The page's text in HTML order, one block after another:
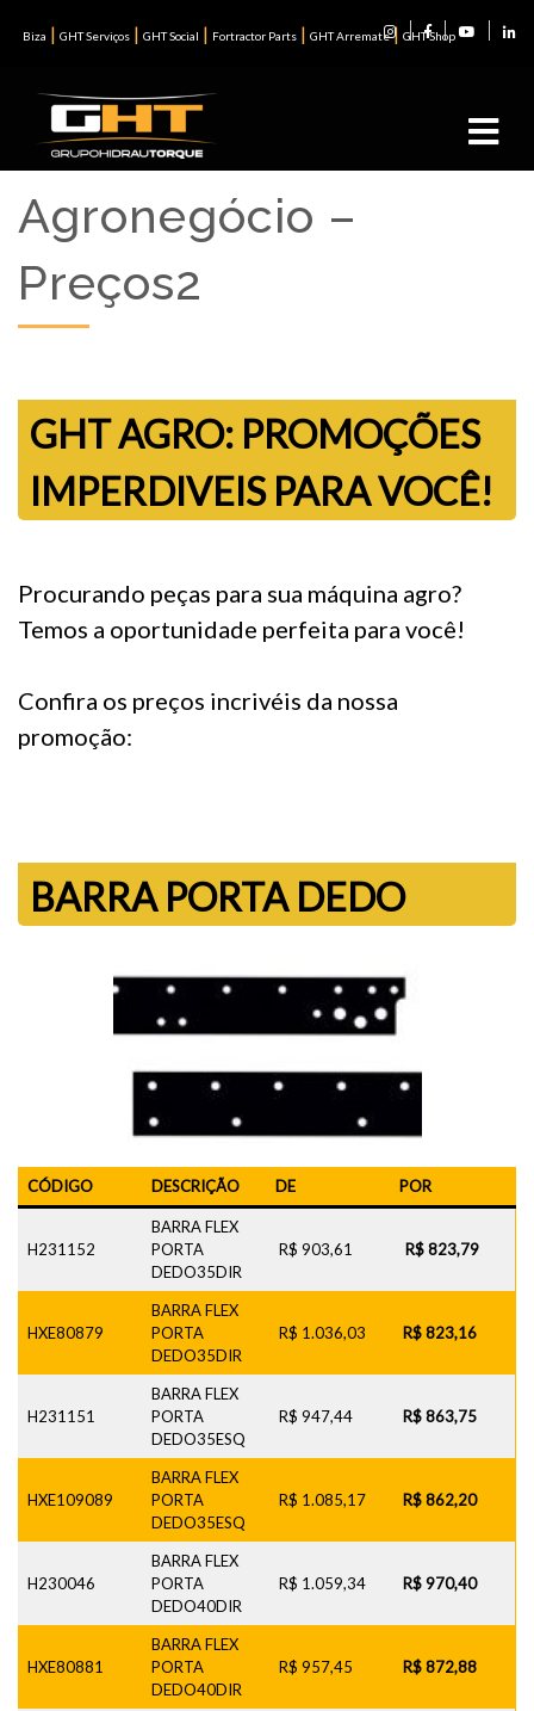
Biza | GHT Serviços | GHT Social | Fortractor Parts | GHT Arremate| GHT Shop
Agronegócio –
Preços2
GHT AGRO: PROMOÇÕES
IMPERDIVEIS PARA VOCÊ!
Procurando peças para sua máquina agro?
Temos a oportunidade perfeita para você!
Confira os preços incrivéis da nossa
promoção:
BARRA PORTA DEDO
CÓDIGO DESCRIÇÃO DE POR
H231152
BARRA FLEX
PORTA
DEDO35DIR
R$ 903,61 R$ 823,79
HXE80879
BARRA FLEX
PORTA
DEDO35DIR
R$ 1.036,03 R$ 823,16
H231151
BARRA FLEX
PORTA
DEDO35ESQ
R$ 947,44 R$ 863,75
HXE109089
BARRA FLEX
PORTA
DEDO35ESQ
R$ 1.085,17 R$ 862,20
H230046
BARRA FLEX
PORTA
DEDO40DIR
R$ 1.059,34 R$ 970,40
HXE80881
BARRA FLEX
PORTA
DEDO40DIR
R$ 957,45 R$ 872,88